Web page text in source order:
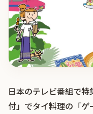
日本のテレビ番組で
付」でタイ料理の「